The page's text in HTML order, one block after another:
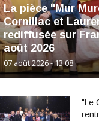
La pièce "Mur
Cornillac et
rediffusée sur
août 2026
07 août 2026 - 13:08
"Le